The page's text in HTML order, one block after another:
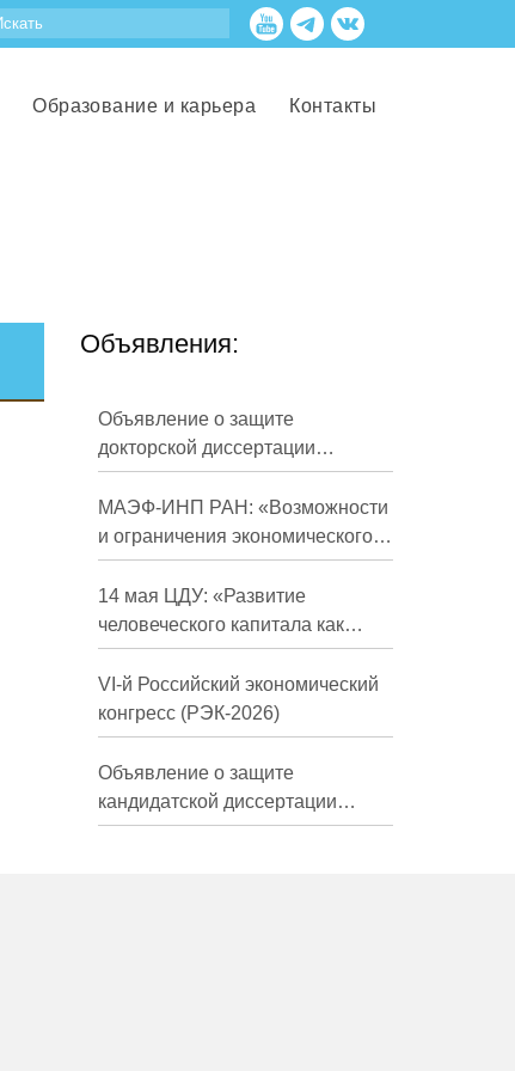
Образование и карьера Контакты
Объявления:
Объявление о защите
докторской диссертации
Кузнецова Михаила
Евгеньевича
МАЭФ-ИНП РАН: «Возможности
и ограничения экономического
развития России в средне- и
долгосрочной перспективе»
14 мая ЦДУ: «Развитие
человеческого капитала как
фактор экономического роста»
VI-й Российский экономический
конгресс (РЭК-2026)
Объявление о защите
кандидатской диссертации
Трындиной Николь Сергеевны